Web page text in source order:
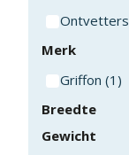
Ontvetters
Merk
Griffon (1 )
Breedte
Gewicht